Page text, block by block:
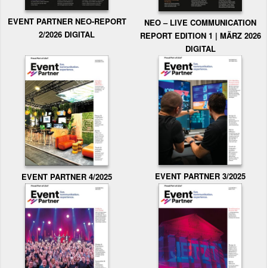
EVENT PARTNER NEO-REPORT
2/2026 DIGITAL
NEO – LIVE COMMUNICATION
REPORT EDITION 1 | MÄRZ 2026
DIGITAL
EVENT PARTNER 4/2025 EVENT PARTNER 3/2025